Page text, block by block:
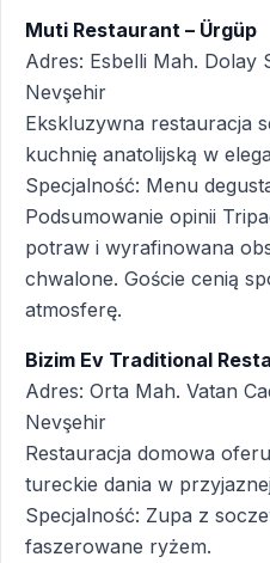
Muti Restaurant – Ürgüp
Adres: Esbelli Mah. Dolay
Nevşehir
Ekskluzywna restauracja
kuchnię anatolijską w
Specjalność: Menu
Podsumowanie opinii
potraw i wyrafinowana
chwalone. Goście cenią
atmosferę.
Bizim Ev Traditional
Adres: Orta Mah. Vatan
Nevşehir
Restauracja domowa
tureckie dania w
Specjalność: Zupa z
faszerowane ryżem.